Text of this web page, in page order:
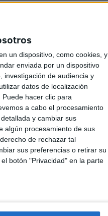
un dispositivo, como cookies, y
enviada por un dispositivo
investigación de audiencia y
datos de localización
hacer clic para
a cabo el procesamiento
y cambiar sus
algún procesamiento de sus
de rechazar tal
sus preferencias o retirar su
botón "Privacidad" en la parte